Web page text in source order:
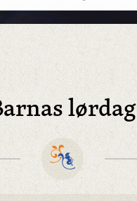
lørdag